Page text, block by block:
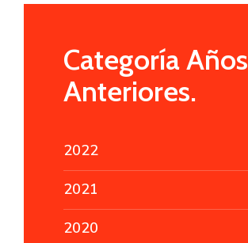
Categoría Años
Anteriores.
2022
2021
2020